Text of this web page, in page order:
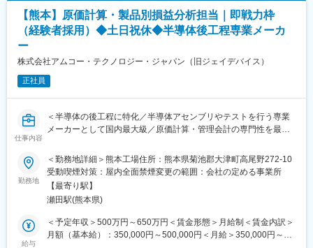
■期待する役割：
◇企業知財全般のマネージメントまたは知財実務を最前線で意欲
◇特に、社内関係者の意見・要望を調整しつつ、特許庁審査官や
めに、日本以外のたくさんの国々に出願を行っています。
◇事業部門に有益・有効な知財権を取得し、企業経営に資してい
◇最先端の自動車生産システム、半導体製造装置に触れることが
できる環境の中、知財に関わる業務全般をご担当いただきます。
■就業環境：
やすい環境も整えられております。
◇40時間以上の残業は特別申請を行う必要あり／休日出勤も原則
【熊本】原価計算・製品別損益分析担当｜即戦力枠
（経験者採用）◆土日祝休◆半導体後工程専業メーカ
ー
株式会社アムコー・テクノロジー・ジャパン（旧ジェイデバイス）
正社員
仕事内容
＜半導体の後工程に特化／半導体アセンブリやテストを行う専業
メーカーとして国内最大級／原価計算・管理会計の専門性を最大
■業務概要
◇CO管理課の「Profitability Analysis & Costing チーム」にて、製
品の標準コスト設定・製品別損益分析・経営陣向けレポート作
成・改善提案など、コスト管理業務の中核を担っていただくポジ
ションです。
◇製造業での原価計算・管理会計の経験を活かし、早期に実務の
中心を担っていただくことを想定しています。
勤務地
＜勤務地詳細＞熊本工場住所：熊本県菊池郡大津町高尾野272-10
受動喫煙対策：屋内全面禁煙変更の範囲：会社の定める事業所
【最寄り駅】
瀬田駅(熊本県)
給与
＜予定年収＞500万円～650万円＜賃金形態＞月給制＜賃金内訳＞
月額（基本給）：350,000円～500,000円＜月給＞350,000円～